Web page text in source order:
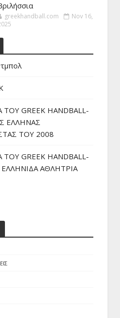
greekhandball.com
Nov 16,
GREEK HANDBALL-
ΕΛΛΗΝΑΣ
ΤΟΥ 2008
GREEK HANDBALL-
ΑΘΛΗΤΡΙΑ